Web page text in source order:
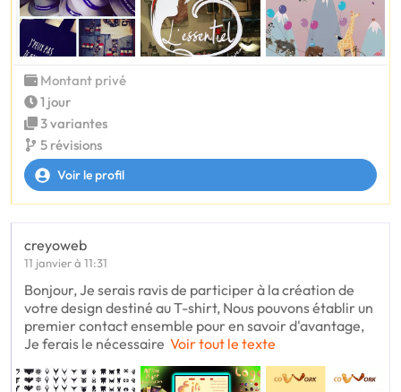
Montant privé
1 jour
3 variantes
5 révisions
Voir le profil
creyoweb
11 janvier à 11:31
Bonjour, Je serais ravis de participer à la création de
votre design destiné au T-shirt, Nous pouvons établir un
premier contact ensemble pour en savoir d'avantage,
Je ferais le nécessaire Voir tout le texte